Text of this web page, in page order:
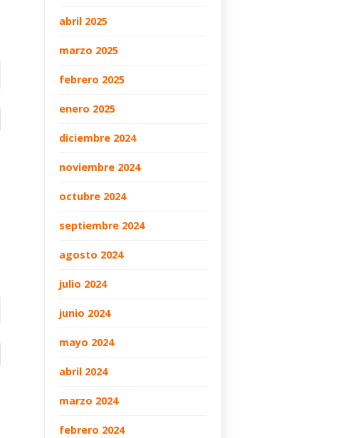
abril 2025
marzo 2025
febrero 2025
enero 2025
diciembre 2024
noviembre 2024
octubre 2024
septiembre 2024
agosto 2024
julio 2024
junio 2024
mayo 2024
abril 2024
marzo 2024
febrero 2024